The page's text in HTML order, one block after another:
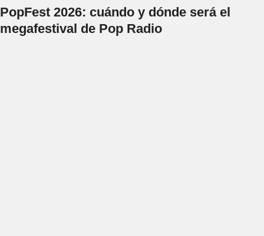
PopFest 2026: cuándo y dónde será el
megafestival de Pop Radio